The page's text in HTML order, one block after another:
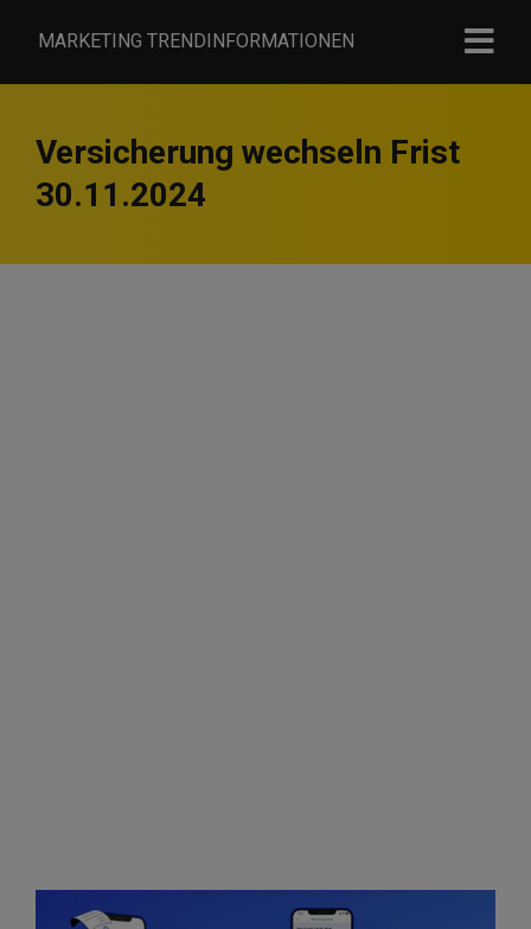
MARKETING TRENDINFORMATIONEN
Versicherung wechseln Frist
30.11.2024